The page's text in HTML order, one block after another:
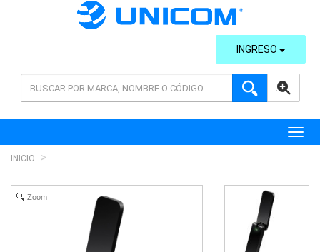
AVANZADA
INGRESO
INICIO
Zoom